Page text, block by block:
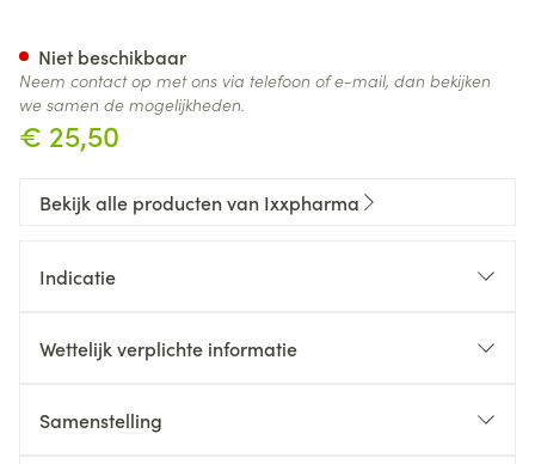
€ 25,50
Niet beschikbaar
Neem contact op met ons via telefoon of e-mail, dan bekijken
we samen de mogelijkheden.
Bekijk alle producten van Ixxpharma
Indicatie
Wettelijk verplichte informatie
Samenstelling